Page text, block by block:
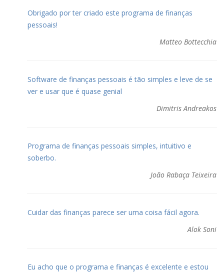
Obrigado por ter criado este programa de finanças
pessoais!
Matteo Bottecchia
Software de finanças pessoais é tão simples e leve de se
ver e usar que é quase genial
Dimitris Andreakos
Programa de finanças pessoais simples, intuitivo e
soberbo.
João Rabaça Teixeira
Cuidar das finanças parece ser uma coisa fácil agora.
Alok Soni
Eu acho que o programa e finanças é excelente e estou